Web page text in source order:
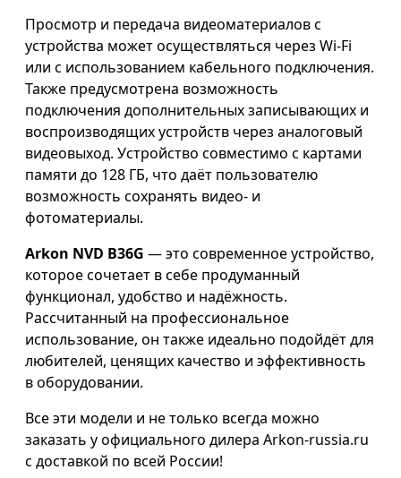
Просмотр и передача видеоматериалов с
устройства может осуществляться через Wi-Fi
или с использованием кабельного подключения.
Также предусмотрена возможность
подключения дополнительных записывающих и
воспроизводящих устройств через аналоговый
видеовыход. Устройство совместимо с картами
памяти до 128 ГБ, что даёт пользователю
возможность сохранять видео- и
фотоматериалы.
Arkon NVD B36G — это современное устройство,
которое сочетает в себе продуманный
функционал, удобство и надёжность.
Рассчитанный на профессиональное
использование, он также идеально подойдёт для
любителей, ценящих качество и эффективность
в оборудовании.
Все эти модели и не только всегда можно
заказать у официального дилера Arkon-russia.ru
с доставкой по всей России!